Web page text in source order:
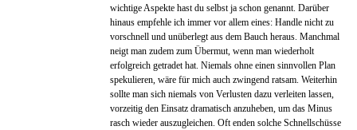
wichtige Aspekte hast du selbst ja schon genannt. Darüber
hinaus empfehle ich immer vor allem eines: Handle nicht zu
vorschnell und unüberlegt aus dem Bauch heraus. Manchmal
neigt man zudem zum Übermut, wenn man wiederholt
erfolgreich getradet hat. Niemals ohne einen sinnvollen Plan
spekulieren, wäre für mich auch zwingend ratsam. Weiterhin
sollte man sich niemals von Verlusten dazu verleiten lassen,
vorzeitig den Einsatz dramatisch anzuheben, um das Minus
rasch wieder auszugleichen. Oft enden solche Schnellschüsse